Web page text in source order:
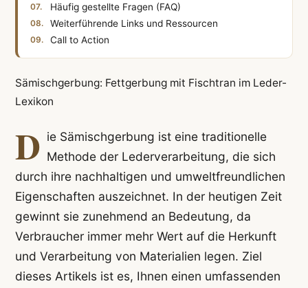
Häufig gestellte Fragen (FAQ)
Weiterführende Links und Ressourcen
Call to Action
Sämischgerbung: Fettgerbung mit Fischtran im Leder-
Lexikon
D ie Sämischgerbung ist eine traditionelle
Methode der Lederverarbeitung, die sich
durch ihre nachhaltigen und umweltfreundlichen
Eigenschaften auszeichnet. In der heutigen Zeit
gewinnt sie zunehmend an Bedeutung, da
Verbraucher immer mehr Wert auf die Herkunft
und Verarbeitung von Materialien legen. Ziel
dieses Artikels ist es, Ihnen einen umfassenden